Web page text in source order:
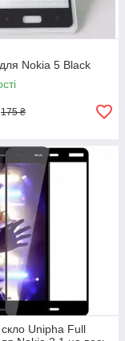
Nokia 5 Black
175 ₴
Unipha Full